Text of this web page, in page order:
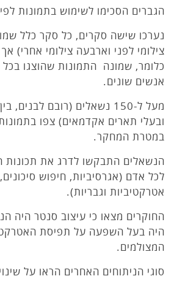
הגברים הסכימו לשימוש בתמונות
נערכו שישה סקרים, כל סקר כלל
צילומי לפני וארבעה צילומי אחרי)
כלומר, שמונה התמונות שהוצגו
אנשים שונים.
ובעלי תארים אקדמאים) צפו
במטרת המחקר.
הנשאלים התבקשו לדרג את תכונות
לכל אדם (אגרסיביות, חיפוש
אטרקטיביות וגבריות).
החוקרים מצאו כי עיצוב סנטר היה
היה בעל השפעה על תפיסת
המצולמים.
סוגי הניתוחים האחרים הראו על